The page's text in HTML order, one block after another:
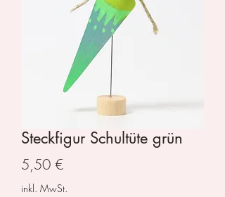
Steckfigur Schultüte grün
5,50 €Preis
inkl. MwSt.